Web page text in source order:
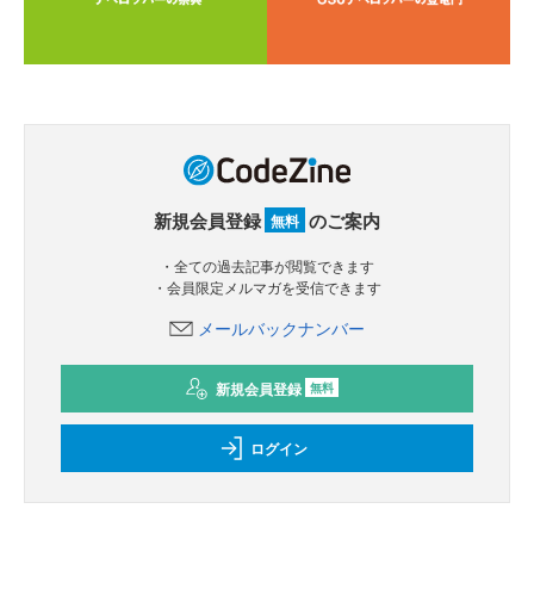
新規会員登録 無料 のご案内
・全ての過去記事が閲覧できます
・会員限定メルマガを受信できます
メールバックナンバー
新規会員登録 無料
ログイン